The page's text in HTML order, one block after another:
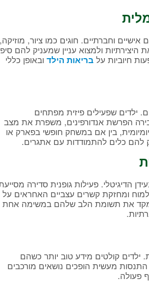
וחברתיים. חוגים כמו ציור, מוזיקה,
ולמצוא עניין שמעניק להם
חיוביות על בריאות הילד ובאופן כללי
ילדים שפעילים פיזית מפתחים
הפרשת אנדורפינים, משפרת את מצב
בין אם במשחק חופשי בפארק או
להם כלים להתמודדות עם אתגרים.
הדיגיטלי. פעילות גופנית סדירה
ומחזקת קשרים עצביים האחראים על
למקד את תשומת הלב שלהם במשימה אחת
ילדים קולטים מידע טוב יותר כשהם
מעשית הופכים נושאים מורכבים
פעולה.